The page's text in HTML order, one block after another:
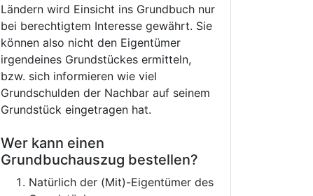
Ländern wird Einsicht ins Grundbuch nur
bei berechtigtem Interesse gewährt. Sie
können also nicht den Eigentümer
irgendeines Grundstückes ermitteln,
bzw. sich informieren wie viel
Grundschulden der Nachbar auf seinem
Grundstück eingetragen hat.
Wer kann einen
Grundbuchauszug bestellen?
Natürlich der (Mit)-Eigentümer des